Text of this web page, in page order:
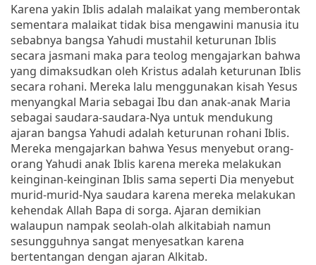
Karena yakin Iblis adalah malaikat yang memberontak
sementara malaikat tidak bisa mengawini manusia itu
sebabnya bangsa Yahudi mustahil keturunan Iblis
secara jasmani maka para teolog mengajarkan bahwa
yang dimaksudkan oleh Kristus adalah keturunan Iblis
secara rohani. Mereka lalu menggunakan kisah Yesus
menyangkal Maria sebagai Ibu dan anak-anak Maria
sebagai saudara-saudara-Nya untuk mendukung
ajaran bangsa Yahudi adalah keturunan rohani Iblis.
Mereka mengajarkan bahwa Yesus menyebut orang-
orang Yahudi anak Iblis karena mereka melakukan
keinginan-keinginan Iblis sama seperti Dia menyebut
murid-murid-Nya saudara karena mereka melakukan
kehendak Allah Bapa di sorga. Ajaran demikian
walaupun nampak seolah-olah alkitabiah namun
sesungguhnya sangat menyesatkan karena
bertentangan dengan ajaran Alkitab.